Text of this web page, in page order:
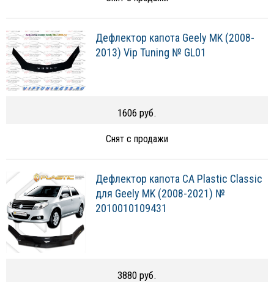
Дефлектор капота Geely MK (2008-
2013) Vip Tuning № GL01
1606 руб.
Снят с продажи
Дефлектор капота CA Plastic Classic
для Geely MK (2008-2021) №
2010010109431
3880 руб.